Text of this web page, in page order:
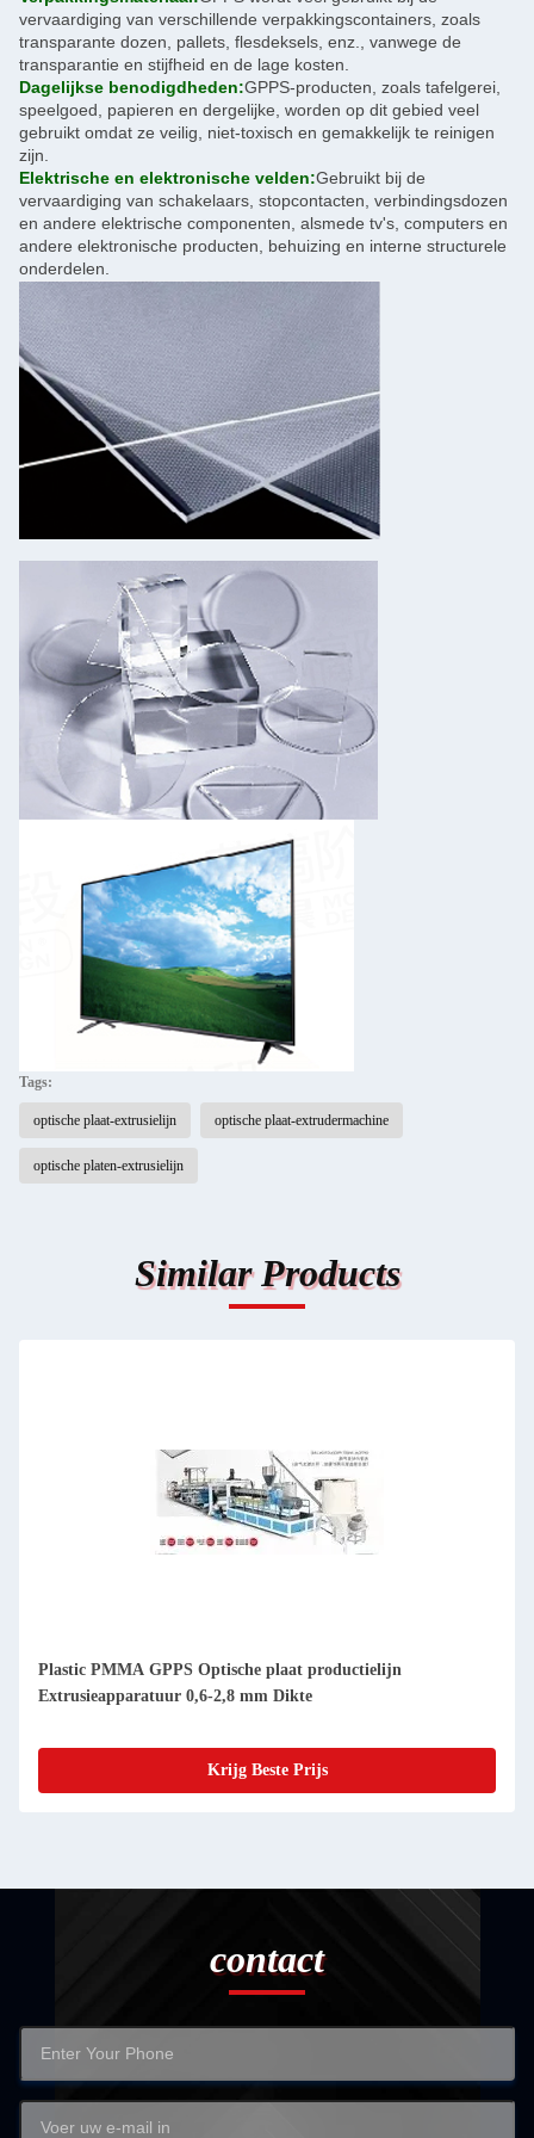
vervaardiging van verschillende verpakkingscontainers, zoals
transparante dozen, pallets, flesdeksels, enz., vanwege de
transparantie en stijfheid en de lage kosten.
Dagelijkse benodigdheden:GPPS-producten, zoals tafelgerei,
speelgoed, papieren en dergelijke, worden op dit gebied veel
gebruikt omdat ze veilig, niet-toxisch en gemakkelijk te reinigen
zijn.
Elektrische en elektronische velden:Gebruikt bij de
vervaardiging van schakelaars, stopcontacten, verbindingsdozen
en andere elektrische componenten, alsmede tv's, computers en
andere elektronische producten, behuizing en interne structurele
onderdelen.
Tags:
optische plaat-extrusielijn optische plaat-extrudermachine
optische platen-extrusielijn
Similar Products
Plastic PMMA GPPS Optische plaat productielijn
Extrusieapparatuur 0,6-2,8 mm Dikte
Krijg Beste Prijs
contact